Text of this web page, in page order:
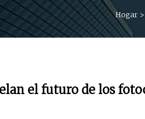
Hogar>
el futuro de los